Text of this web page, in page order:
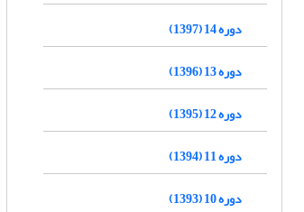
دوره 14 (1397)
دوره 13 (1396)
دوره 12 (1395)
دوره 11 (1394)
دوره 10 (1393)